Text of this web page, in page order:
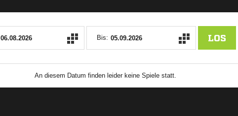
Bis: LOS
An diesem Datum finden leider keine Spiele statt.